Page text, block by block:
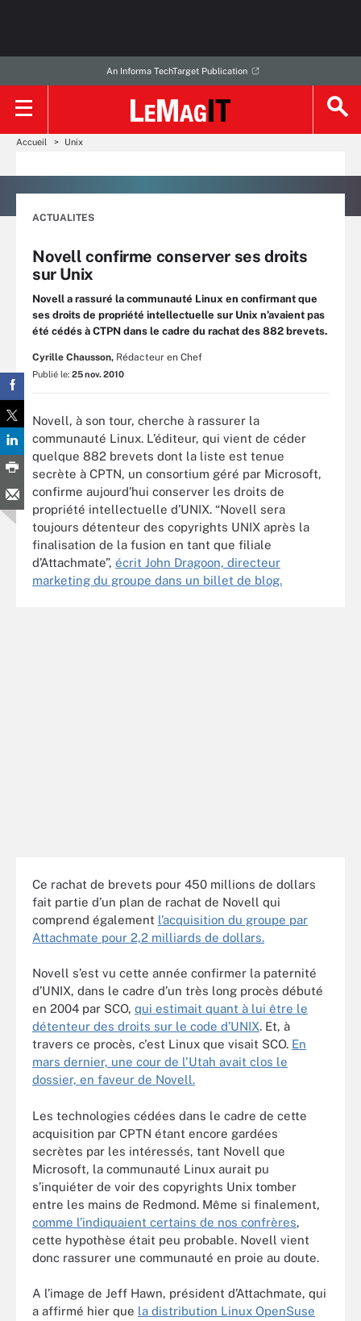
An Informa TechTarget Publication
Accueil Unix
ACTUALITES
Novell confirme conserver ses droits
sur Unix
Novell a rassuré la communauté Linux en confirmant que
ses droits de propriété intellectuelle sur Unix n’avaient pas
été cédés à CTPN dans le cadre du rachat des 882 brevets.
Cyrille Chausson, Rédacteur en Chef
Publié le: 25 nov. 2010
Novell, à son tour, cherche à rassurer la
communauté Linux. L’éditeur, qui vient de céder
quelque 882 brevets dont la liste est tenue
secrète à CPTN, un consortium géré par Microsoft,
confirme aujourd’hui conserver les droits de
propriété intellectuelle d’UNIX. “Novell sera
toujours détenteur des copyrights UNIX après la
finalisation de la fusion en tant que filiale
d’Attachmate”, écrit John Dragoon, directeur
marketing du groupe dans un billet de blog.
Ce rachat de brevets pour 450 millions de dollars
fait partie d’un plan de rachat de Novell qui
comprend également l’acquisition du groupe par
Attachmate pour 2,2 milliards de dollars.
Novell s’est vu cette année confirmer la paternité
d’UNIX, dans le cadre d’un très long procès débuté
en 2004 par SCO, qui estimait quant à lui être le
détenteur des droits sur le code d’UNIX. Et, à
travers ce procès, c'est Linux que visait SCO. En
mars dernier, une cour de l'Utah avait clos le
dossier, en faveur de Novell.
Les technologies cédées dans le cadre de cette
acquisition par CPTN étant encore gardées
secrètes par les intéressés, tant Novell que
Microsoft, la communauté Linux aurait pu
s’inquiéter de voir des copyrights Unix tomber
entre les mains de Redmond. Même si finalement,
comme l’indiquaient certains de nos confrères,
cette hypothèse était peu probable. Novell vient
donc rassurer une communauté en proie au doute.
A l’image de Jeff Hawn, président d’Attachmate, qui
a affirmé hier que la distribution Linux OpenSuse